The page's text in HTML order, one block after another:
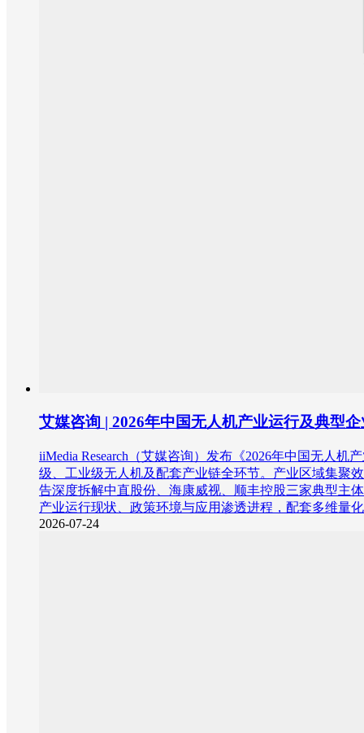
艾媒咨询 | 2026年中国无人机产业运行及典型
iiMedia Research（艾媒咨询）发布《2026年中国无人
级、工业级无人机及配套产业链全环节。产业区域集聚
告深度拆解中直股份、海康威视、顺丰控股三家典型主
产业运行现状、政策环境与应用渗透进程，配套多维量
2026-07-24